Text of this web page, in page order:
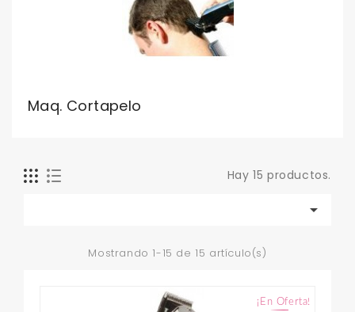
Maq. Cortapelo
Hay 15 productos.

Mostrando 1-15 de 15 artículo(s)
¡En Oferta!